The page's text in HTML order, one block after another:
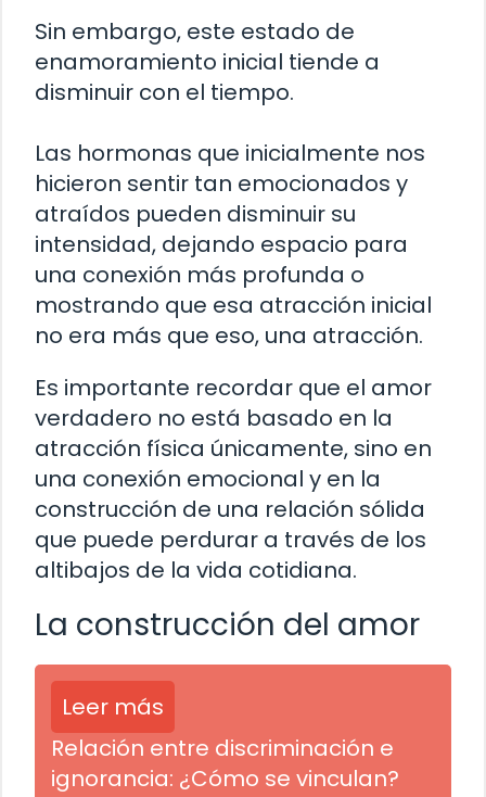
Sin embargo, este estado de
enamoramiento inicial tiende a
disminuir con el tiempo.
Las hormonas que inicialmente nos
hicieron sentir tan emocionados y
atraídos pueden disminuir su
intensidad, dejando espacio para
una conexión más profunda o
mostrando que esa atracción inicial
no era más que eso, una atracción.
Es importante recordar que el amor
verdadero no está basado en la
atracción física únicamente, sino en
una conexión emocional y en la
construcción de una relación sólida
que puede perdurar a través de los
altibajos de la vida cotidiana.
La construcción del amor
Leer más
Relación entre discriminación e
ignorancia: ¿Cómo se vinculan?